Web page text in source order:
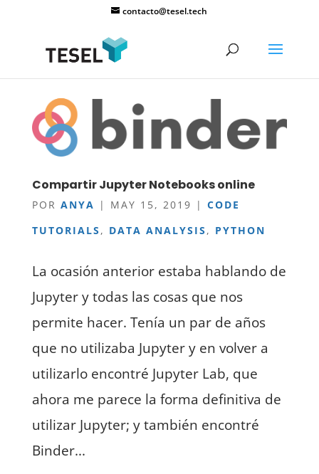
contacto@tesel.tech
Compartir Jupyter Notebooks online
POR ANYA | MAY 15, 2019 | CODE
TUTORIALS, DATA ANALYSIS, PYTHON
La ocasión anterior estaba hablando de
Jupyter y todas las cosas que nos
permite hacer. Tenía un par de años
que no utilizaba Jupyter y en volver a
utilizarlo encontré Jupyter Lab, que
ahora me parece la forma definitiva de
utilizar Jupyter; y también encontré
Binder...